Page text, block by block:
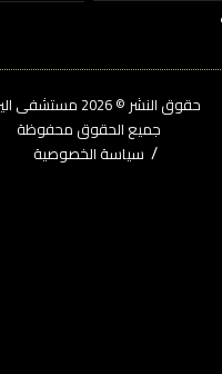
حقوق النشر © 2026‎ مستشفى اليزيه.
جميع الحقوق محفوظة
سياسة الخصوصية